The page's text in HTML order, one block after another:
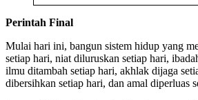
Perintah Final
Mulai hari ini, bangun sistem hidup yang
setiap hari, niat diluruskan setiap hari,
ilmu ditambah setiap hari, akhlak dijaga
dibersihkan setiap hari, dan amal diperluas